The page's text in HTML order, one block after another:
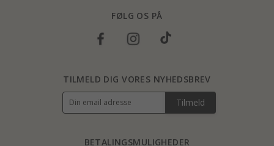
FØLG OS PÅ
BETALINGSMULIGHEDER
TILMELD DIG VORES NYHEDSBREV
Tilmeld